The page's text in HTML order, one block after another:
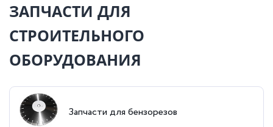
ЗАПЧАСТИ ДЛЯ
СТРОИТЕЛЬНОГО
ОБОРУДОВАНИЯ
Запчасти для бензорезов